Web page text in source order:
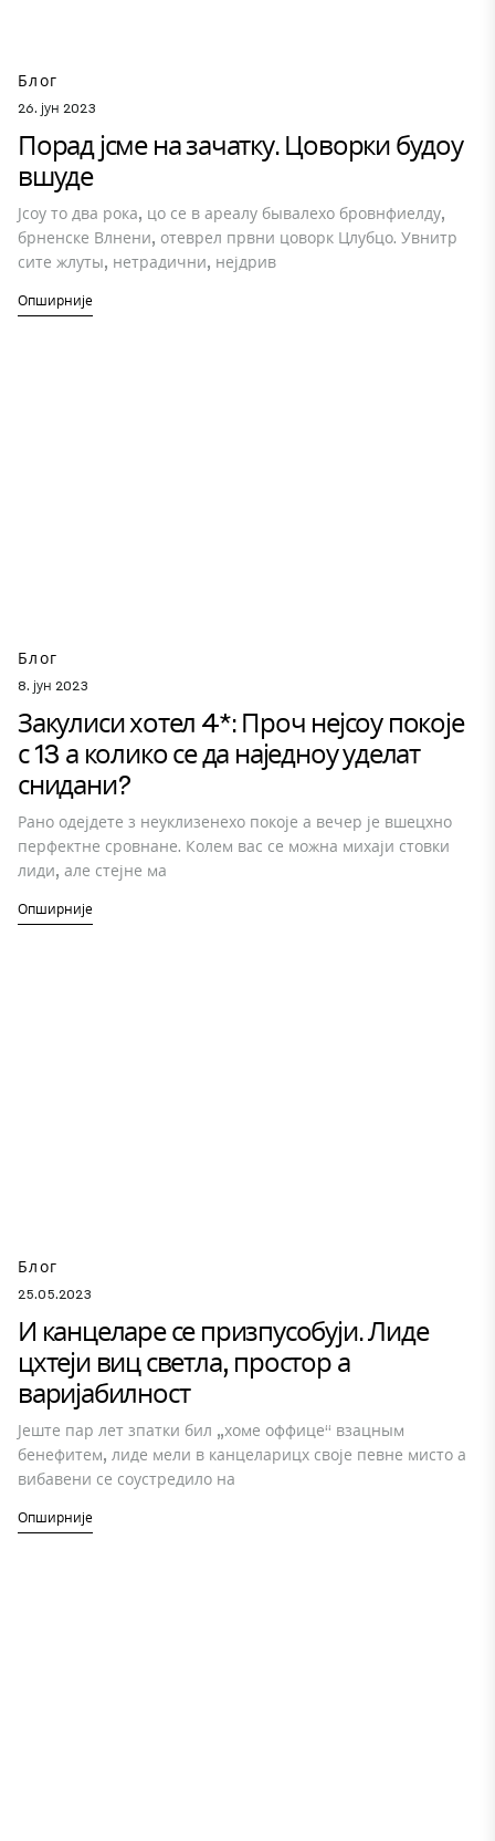
Блог
26. јун 2023
Порад јсме на зачатку. Цоворки будоу
вшуде
Јсоу то два рока, цо се в ареалу бывалехо бровнфиелду,
брненске Влнени, отеврел првни цоворк Цлубцо. Увнитр
сите жлуты, нетрадични, нејдрив
Опширније
Блог
8. јун 2023
Закулиси хотел 4*: Проч нејсоу покоје
с 13 а колико се да наједноу уделат
снидани?
Рано одејдете з неуклизенехо покоје а вечер је вшецхно
перфектне сровнане. Колем вас се можна михаји стовки
лиди, але стејне ма
Опширније
Блог
25.05.2023
И канцеларе се призпусобуји. Лиде
цхтеји виц светла, простор а
варијабилност
Јеште пар лет зпатки бил „хоме оффице“ взацным
бенефитем, лиде мели в канцеларицх своје певне мисто а
вибавени се соустредило на
Опширније